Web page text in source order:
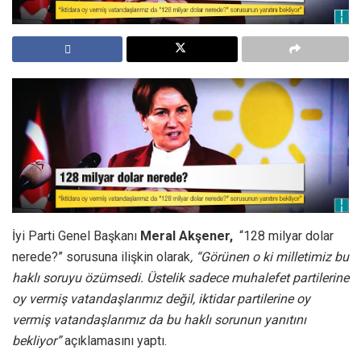
İyi Parti Genel Başkanı Meral Akşener, “128 milyar dolar
nerede?” sorusuna ilişkin olarak, “Görünen o ki milletimiz bu
haklı soruyu özümsedi. Üstelik sadece muhalefet partilerine
oy vermiş vatandaşlarımız değil, iktidar partilerine oy
vermiş vatandaşlarımız da bu haklı sorunun yanıtını
bekliyor”açıklamasını yaptı.